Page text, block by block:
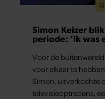
Simon Keizer
periode: ‘Ik was
Voor de
voor elkaar te
Simon, uitverkochte
televisieoptredens,